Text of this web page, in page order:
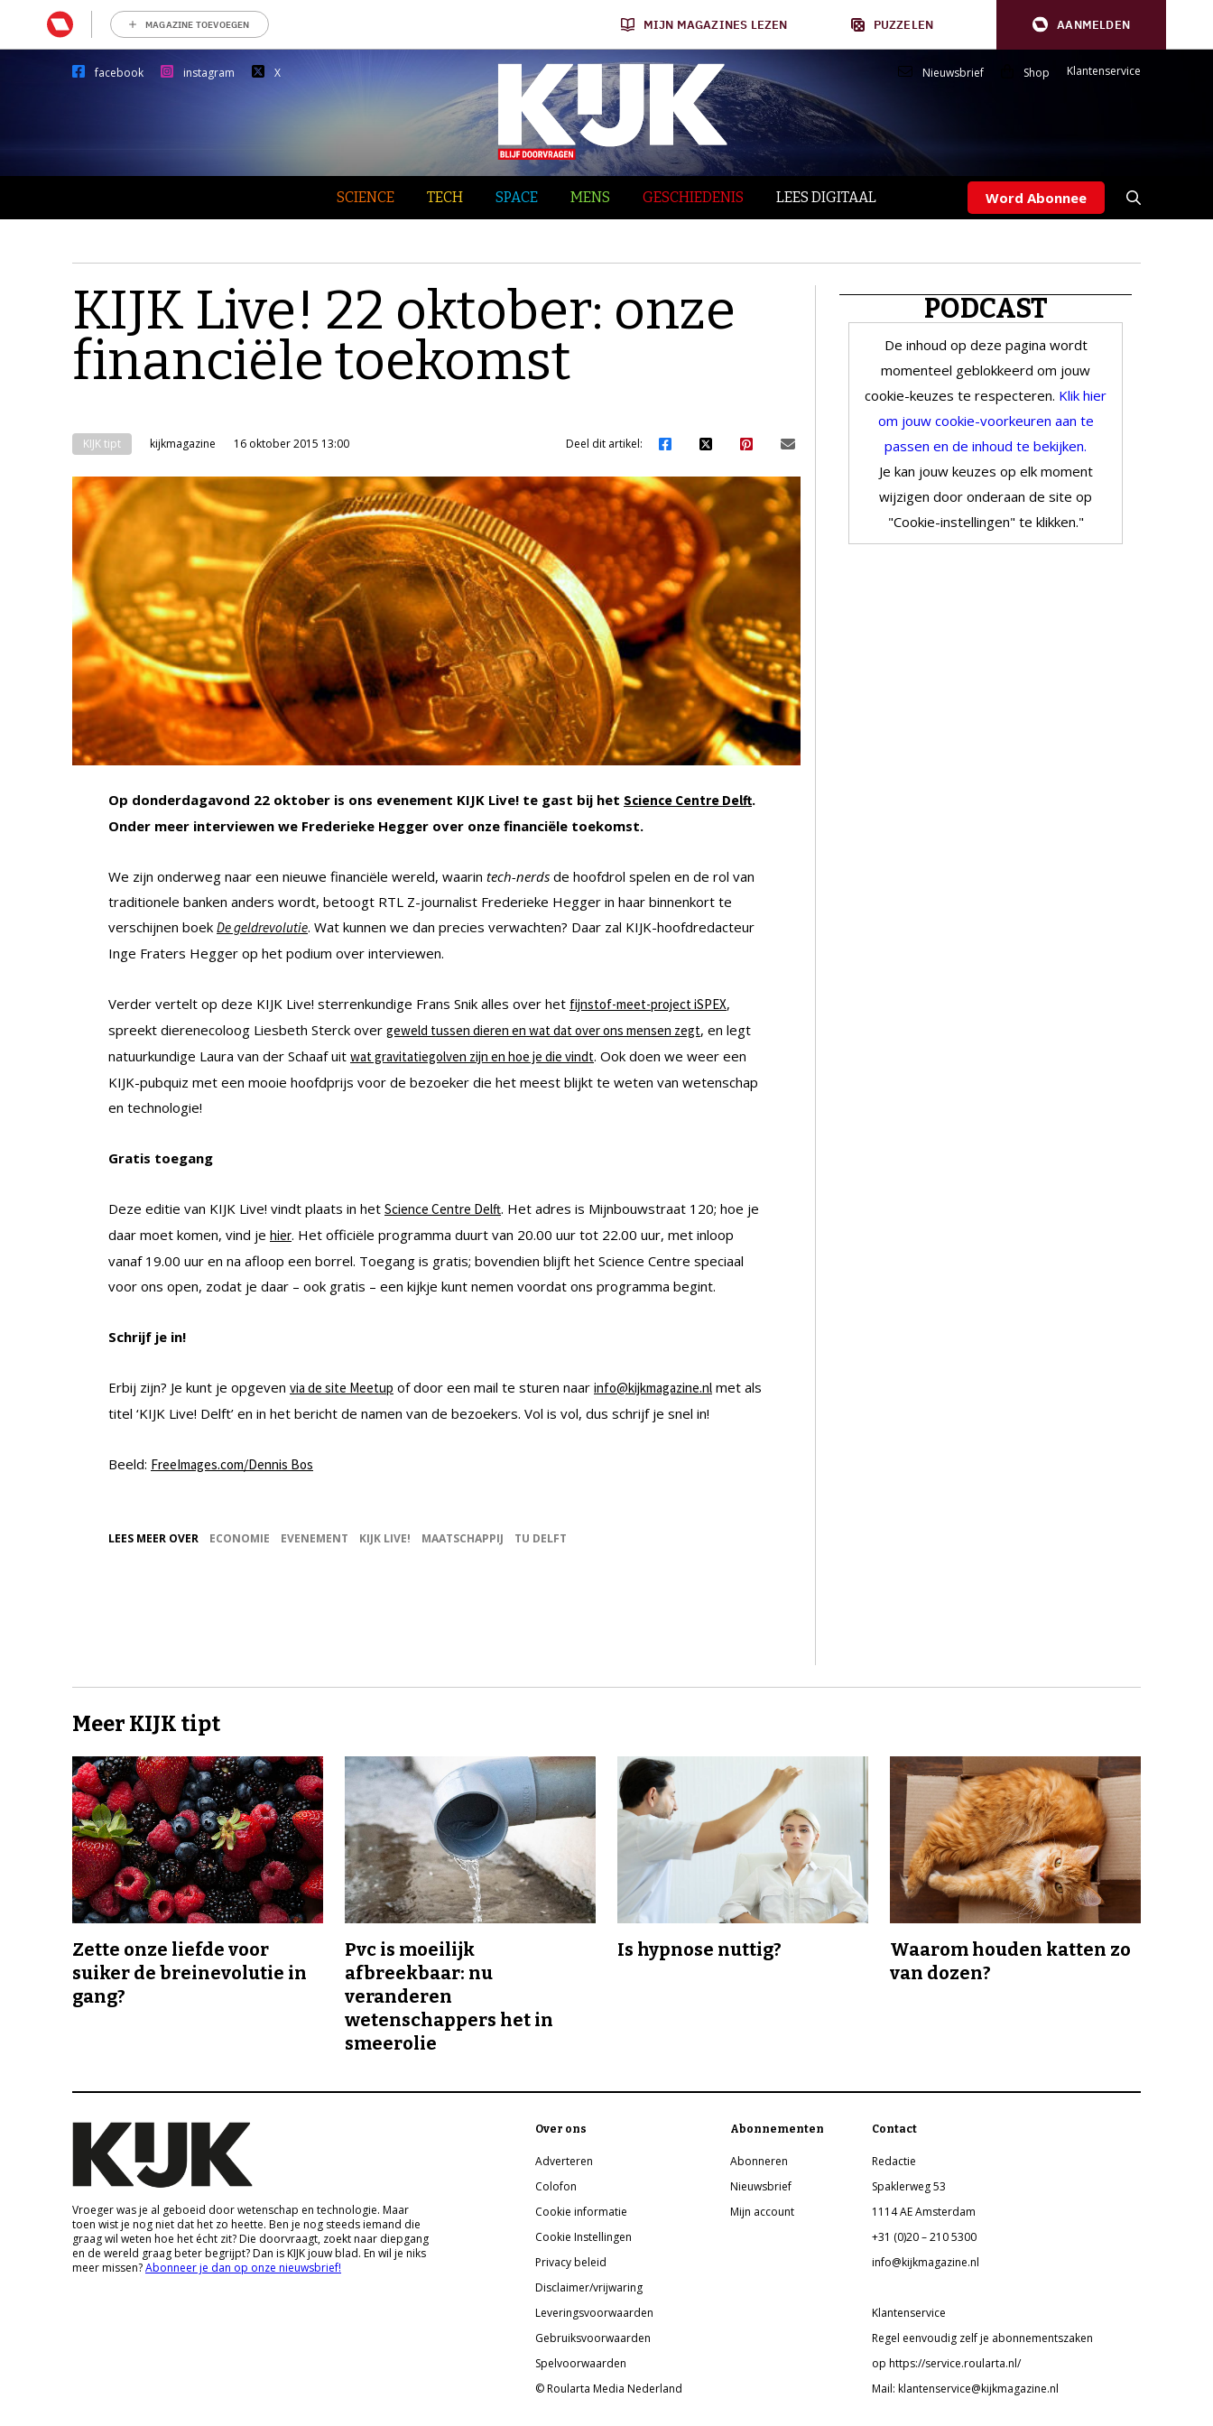
MAGAZINE TOEVOEGEN MIJN MAGAZINES LEZEN PUZZELEN AANMELDEN
facebook instagram X Nieuwsbrief Shop Klantenservice
SCIENCE TECH SPACE MENS GESCHIEDENIS LEES DIGITAAL Word Abonnee
KIJK Live! 22 oktober: onze
financiële toekomst
KIJK tipt kijkmagazine 16 oktober 2015 13:00 Deel dit artikel:
Op donderdagavond 22 oktober is ons evenement KIJK Live! te gast bij het Science Centre Delft.
Onder meer interviewen we Frederieke Hegger over onze financiële toekomst.
We zijn onderweg naar een nieuwe financiële wereld, waarin tech-nerds de hoofdrol spelen en de rol van
traditionele banken anders wordt, betoogt RTL Z-journalist Frederieke Hegger in haar binnenkort te
verschijnen boek De geldrevolutie. Wat kunnen we dan precies verwachten? Daar zal KIJK-hoofdredacteur
Inge Fraters Hegger op het podium over interviewen.
Verder vertelt op deze KIJK Live! sterrenkundige Frans Snik alles over het fijnstof-meet-project iSPEX,
spreekt dierenecoloog Liesbeth Sterck over geweld tussen dieren en wat dat over ons mensen zegt, en legt
natuurkundige Laura van der Schaaf uit wat gravitatiegolven zijn en hoe je die vindt. Ook doen we weer een
KIJK-pubquiz met een mooie hoofdprijs voor de bezoeker die het meest blijkt te weten van wetenschap
en technologie!
Gratis toegang
Deze editie van KIJK Live! vindt plaats in het Science Centre Delft. Het adres is Mijnbouwstraat 120; hoe je
daar moet komen, vind je hier. Het officiële programma duurt van 20.00 uur tot 22.00 uur, met inloop
vanaf 19.00 uur en na afloop een borrel. Toegang is gratis; bovendien blijft het Science Centre speciaal
voor ons open, zodat je daar – ook gratis – een kijkje kunt nemen voordat ons programma begint.
Schrijf je in!
Erbij zijn? Je kunt je opgeven via de site Meetup of door een mail te sturen naar info@kijkmagazine.nl met als
titel ‘KIJK Live! Delft’ en in het bericht de namen van de bezoekers. Vol is vol, dus schrijf je snel in!
Beeld: FreeImages.com/Dennis Bos
LEES MEER OVER ECONOMIE EVENEMENT KIJK LIVE! MAATSCHAPPIJ TU DELFT
PODCAST
De inhoud op deze pagina wordt
momenteel geblokkeerd om jouw
cookie-keuzes te respecteren. Klik hier
om jouw cookie-voorkeuren aan te
passen en de inhoud te bekijken.
Je kan jouw keuzes op elk moment
wijzigen door onderaan de site op
"Cookie-instellingen" te klikken."
Meer KIJK tipt
Zette onze liefde voor
suiker de breinevolutie in
gang?
Pvc is moeilijk
afbreekbaar: nu
veranderen
wetenschappers het in
smeerolie
Is hypnose nuttig?
Waarom houden katten zo
van dozen?
Vroeger was je al geboeid door wetenschap en technologie. Maar
toen wist je nog niet dat het zo heette. Ben je nog steeds iemand die
graag wil weten hoe het écht zit? Die doorvraagt, zoekt naar diepgang
en de wereld graag beter begrijpt? Dan is KIJK jouw blad. En wil je niks
meer missen?Abonneer je dan op onze nieuwsbrief!
Over ons
Adverteren
Colofon
Cookie informatie
Cookie Instellingen
Privacy beleid
Disclaimer/vrijwaring
Leveringsvoorwaarden
Gebruiksvoorwaarden
Spelvoorwaarden
© Roularta Media Nederland
Abonnementen
Abonneren
Nieuwsbrief
Mijn account
Contact
Redactie
Spaklerweg 53
1114 AE Amsterdam
+31 (0)20 – 210 5300
info@kijkmagazine.nl
Klantenservice
Regel eenvoudig zelf je abonnementszaken
op https://service.roularta.nl/
Mail: klantenservice@kijkmagazine.nl